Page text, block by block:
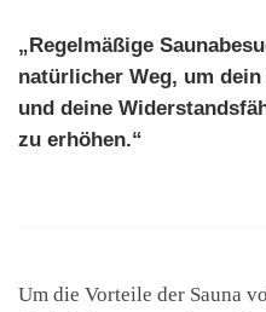
„Regelmäßige
natürlicher Weg, um
und deine
zu erhöhen.“
Um die Vorteile der Sauna